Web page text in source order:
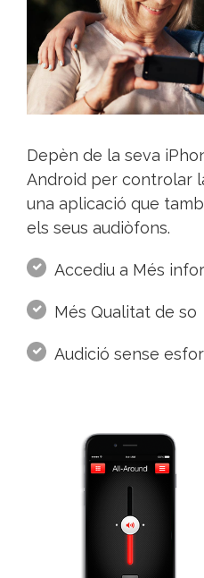
Depèn de la seva
Android per controlar
una aplicació que
els seus audiòfons.
Accediu a Més
Més Qualitat de so
Audició sense